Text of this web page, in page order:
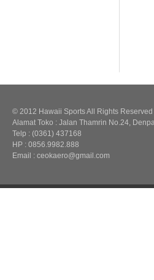
© 2012 Hawaii Sports All Rights Reserved
Alamat Toko : Jalan Thamrin No.24,
Telp : (0361) 437168
HP : 0856.9982.888
Email : ceokaero@gmail.com